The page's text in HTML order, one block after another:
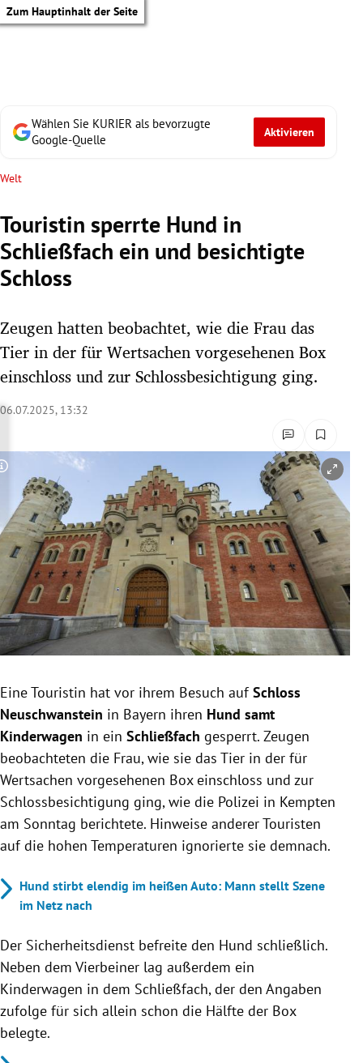
Zum Hauptinhalt der Seite
Untermenü
Untermenü
Untermenü
Untermenü
Untermenü
Untermenü
Untermenü
Untermenü
Untermenü
Untermenü
Wählen Sie KURIER als bevorzugte
Google-Quelle
Aktivieren
Welt
Touristin sperrte Hund in
Schließfach ein und besichtigte
Schloss
Zeugen hatten beobachtet, wie die Frau das
Tier in der für Wertsachen vorgesehenen Box
einschloss und zur Schlossbesichtigung ging.
06.07.2025, 13:32
Copyright-Hinweis öffnen/schließen
Eine Touristin hat vor ihrem Besuch aufSchloss
Neuschwanstein in Bayern ihren Hund samt
Kinderwagen in ein Schließfach gesperrt. Zeugen
beobachteten die Frau, wie sie das Tier in der für
Wertsachen vorgesehenen Box einschloss und zur
Schlossbesichtigung ging, wie die Polizei in Kempten
am Sonntag berichtete. Hinweise anderer Touristen
auf die hohen Temperaturen ignorierte sie demnach.
Hund stirbt elendig im heißen Auto: Mann stellt Szene
im Netz nach
Der Sicherheitsdienst befreite den Hund schließlich.
Neben dem Vierbeiner lag außerdem ein
Kinderwagen in dem Schließfach, der den Angaben
zufolge für sich allein schon die Hälfte der Box
belegte.